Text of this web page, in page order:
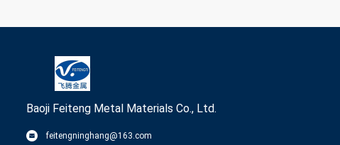
Baoji Feiteng Metal Materials Co., Ltd.
feitengninghang@163.com